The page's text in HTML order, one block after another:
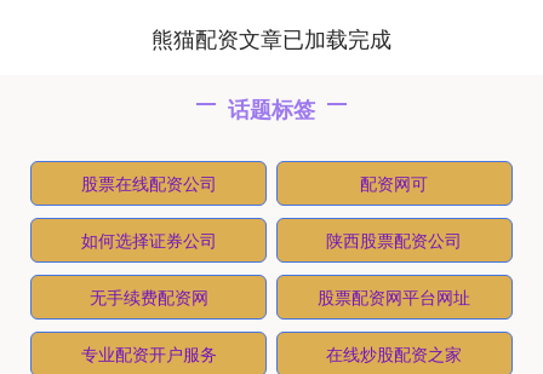
熊猫配资文章已加载完成
话题标签
股票在线配资公司 配资网可
如何选择证券公司 陕西股票配资公司
无手续费配资网 股票配资网平台网址
专业配资开户服务 在线炒股配资之家